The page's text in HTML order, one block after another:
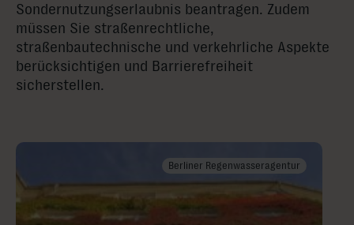
Sondernutzungserlaubnis beantragen. Zudem
müssen Sie straßenrechtliche,
straßenbautechnische und verkehrliche Aspekte
berücksichtigen und Barrierefreiheit
sicherstellen.
Berliner Regenwasseragentur